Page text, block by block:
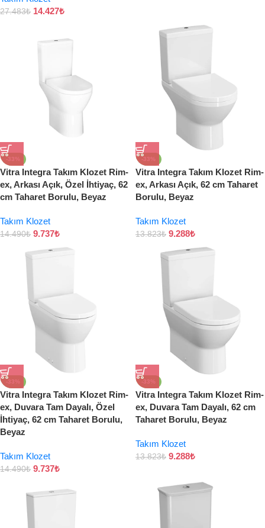
27.483₺ 14.427₺
-33%
Vitra Integra Takım Klozet Rim-
ex, Arkası Açık, Özel İhtiyaç, 62
cm Taharet Borulu, Beyaz
Takım Klozet
14.490₺ 9.737₺
-33%
Vitra Integra Takım Klozet Rim-
ex, Arkası Açık, 62 cm Taharet
Borulu, Beyaz
Takım Klozet
13.823₺ 9.288₺
-33%
Vitra Integra Takım Klozet Rim-
ex, Duvara Tam Dayalı, Özel
İhtiyaç, 62 cm Taharet Borulu,
Beyaz
Takım Klozet
14.490₺ 9.737₺
-33%
Vitra Integra Takım Klozet Rim-
ex, Duvara Tam Dayalı, 62 cm
Taharet Borulu, Beyaz
Takım Klozet
13.823₺ 9.288₺